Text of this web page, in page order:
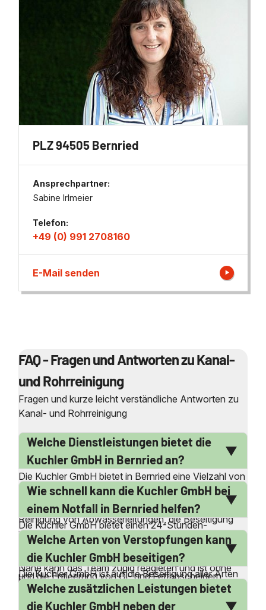
PLZ 94505 Bernried
Ansprechpartner:
Sabine Irlmeier
Telefon:
+49 (0) 991 2708160
E-Mail senden
FAQ - Fragen und Antworten zu Kanal-
und Rohrreinigung
Fragen und kurze leicht verständliche Antworten zu
Kanal- und Rohrreinigung
Welche Dienstleistungen bietet die
Kuchler GmbH in Bernried an?
Die Kuchler GmbH bietet in Bernried eine Vielzahl von
Dienstleistungen rund um die Kanal- und
Rohrreinigung an. Dazu gehören die professionelle
Reinigung von Abwasserleitungen, die Beseitigung
von Verstopfungen und Inkrustierungen sowie die
Hochdruckreinigung von Kanälen und Schächten.
Darüber hinaus werden auch Wartungsreinigungen
und die Entleerung von Öl- und Fettabscheidern
angeboten. Der Service steht rund um die Uhr zur
Verfügung, auch an Wochenenden und Feiertagen.
Wie schnell kann die Kuchler GmbH bei
einem Notfall in Bernried helfen?
Die Kuchler GmbH bietet einen 24-Stunden-
Notdienst, der bei Notfällen in Bernried schnell zur
Stelle ist. Dank eigener Service-Stützpunkte in der
Nähe kann das Team zügig reagieren und ist ohne
lange Anfahrtszeiten vor Ort. Egal ob es sich um eine
verstopfte Toilette oder einen überfluteten Keller
Welche Arten von Verstopfungen kann
die Kuchler GmbH beseitigen?
Die Kuchler GmbH ist auf die Beseitigung aller Arten
von Verstopfungen spezialisiert. Dazu gehören
verstopfte Toiletten, Waschbecken, Duschen,
Welche zusätzlichen Leistungen bietet
die Kuchler GmbH neben der